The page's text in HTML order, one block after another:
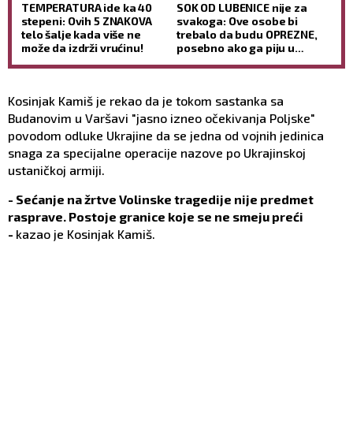
TEMPERATURA ide ka 40
stepeni: Ovih 5 ZNAKOVA
telo šalje kada više ne
može da izdrži vrućinu!
SOK OD LUBENICE nije za
svakoga: Ove osobe bi
trebalo da budu OPREZNE,
posebno ako ga piju u
Kosinjak Kamiš je rekao da je tokom sastanka sa
Budanovim u Varšavi "jasno izneo očekivanja Poljske"
povodom odluke Ukrajine da se jedna od vojnih jedinica
snaga za specijalne operacije nazove po Ukrajinskoj
ustaničkoj armiji.
- Sećanje na žrtve Volinske tragedije nije predmet
rasprave. Postoje granice koje se ne smeju preći
- kazao je Kosinjak Kamiš.